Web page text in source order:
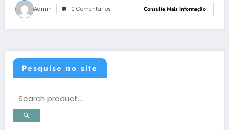
Admin 0 Comentários Consulte Mais Informação
Pesquise no site